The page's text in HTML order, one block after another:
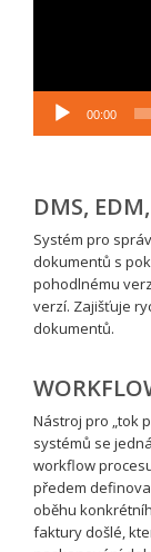
00:00
DMS,
Systém pro
dokumentů s
pohodlnému
verzí. Zajišťuje
dokumentů.
Nástroj pro „tok
systémů se
workflow
předem
oběhu
faktury došlé,